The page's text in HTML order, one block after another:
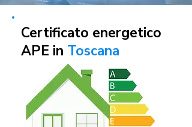
Certificato energetico
APE in Toscana